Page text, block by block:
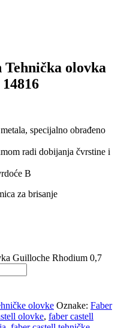
olovka
specijalno obrađeno
radi dobijanja čvrstine i
B
za brisanje
Guilloche Rhodium 0,7
olovke Oznake: Faber
olovke, faber castell